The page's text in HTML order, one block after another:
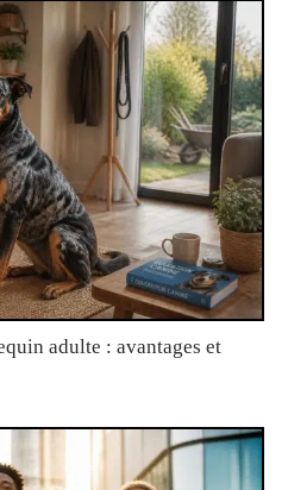
adulte : avantages et